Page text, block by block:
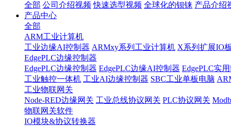
全部 公司介绍视频 快速选型视频 全球化的钡铼 产品介绍
产品中心
全部
ARM工业计算机
工业边缘AI控制器 ARMxy系列工业计算机 X系列扩展IO板
EdgePLC边缘控制器
EdgePLC边缘控制器 EdgePLC边缘AI控制器 EdgePLC实
工业触控一体机 工业AI边缘控制器 SBC工业单板电脑
工业物联网关
Node-RED边缘网关 工业总线协议网关 PLC协议网关
物联网关软件
IO模块&协议转换器